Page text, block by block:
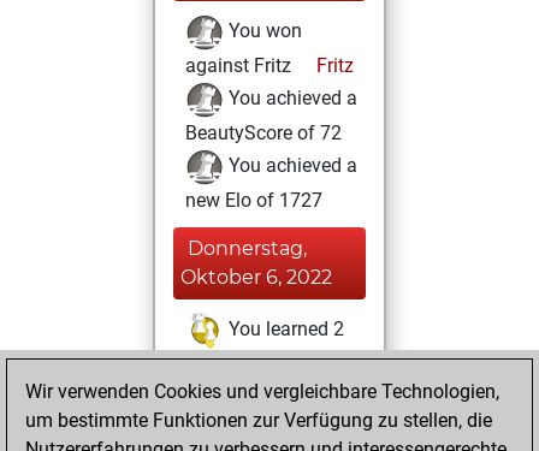
You won
against Fritz
Fritz
You achieved a
BeautyScore of 72
You achieved a
new Elo of 1727
Donnerstag,
Oktober 6, 2022
You learned 2
positionsMyMoves
Samstag, April 16,
2022
Wir verwenden Cookies und vergleichbare Technologien,
um bestimmte Funktionen zur Verfügung zu stellen, die